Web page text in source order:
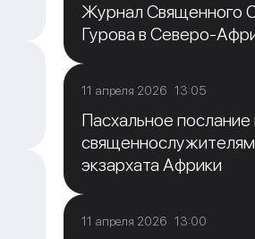
Журнал Священного
Гурова в Северо-
11 апреля 2026 13:05
Пасхальное
экзархата Африки
11 апреля 2026 13:00